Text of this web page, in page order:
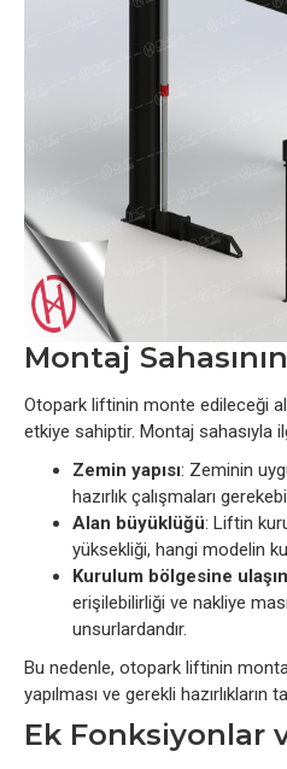
Montaj
Otopark liftinin monte edileceği
etkiye sahiptir. Montaj sahasıyla
Zemin yapısı: Zeminin
hazırlık çalışmaları
Alan büyüklüğü: Liftin
yüksekliği, hangi modelin
Kurulum bölgesine
erişilebilirliği ve nakliye
unsurlardandır.
Bu nedenle, otopark liftinin
yapılması ve gerekli hazırlıkların
Ek Fonksiyonlar